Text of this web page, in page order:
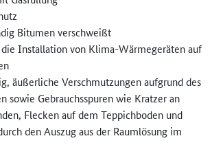
Bitumen verschweißt
Installation von Klima-Wärmegeräten auf
äußerliche Verschmutzungen aufgrund des
sowie Gebrauchsspuren wie Kratzer an
Flecken auf dem Teppichboden und
den Auszug aus der Raumlösung im